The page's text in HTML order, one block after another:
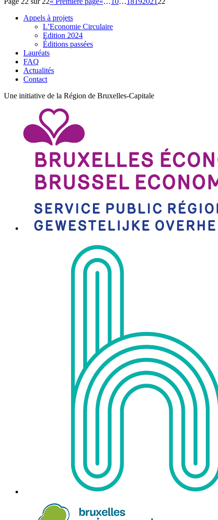
Appels à projets
L’Economie Circulaire
Edition 2024
Éditions passées
Lauréats
FAQ
Actualités
Contact
Une initiative de la Région de Bruxelles-Capitale